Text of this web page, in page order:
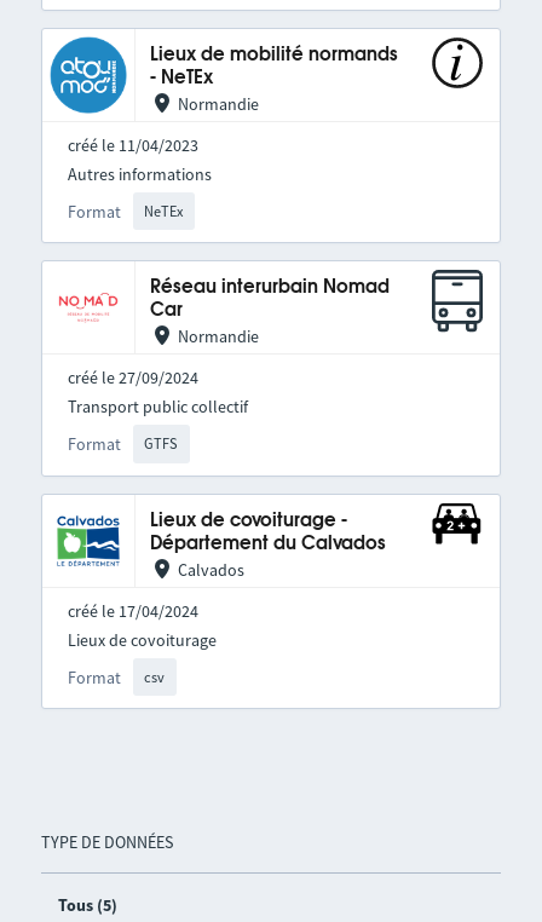
TYPE DE DONNÉES
Tous (5)
Lieux de mobilité normands
- NeTEx
Normandie
créé le 11/04/2023
Format NeTEx
Autres informations
Réseau interurbain Nomad
Car
Normandie
créé le 27/09/2024
Format GTFS
Transport public collectif
Lieux de covoiturage -
Département du Calvados
Calvados
créé le 17/04/2024
Format csv
Lieux de covoiturage